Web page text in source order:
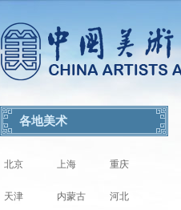
各地美术
北京 上海 重庆
天津 内蒙古 河北